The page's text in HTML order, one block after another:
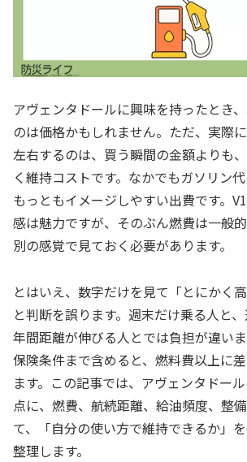
アヴェンタドールに興味を持ったとき
のは価格かもしれません。ただ、実際
左右するのは、買う瞬間の金額よりも
く維持コストです。なかでもガソリン
もっともイメージしやすい出費です。
感は魅力ですが、そのぶん燃費は一般
別の感覚で見ておく必要があります。
とはいえ、数字だけを見て「とにかく
と判断を誤ります。週末だけ乗る人と
年間距離が伸びる人とでは負担が違い
保険条件まで含めると、燃料費以上に
ます。この記事では、アヴェンタドー
点に、燃費、航続距離、給油頻度、整
て、「自分の使い方で維持できるか」
整理します。